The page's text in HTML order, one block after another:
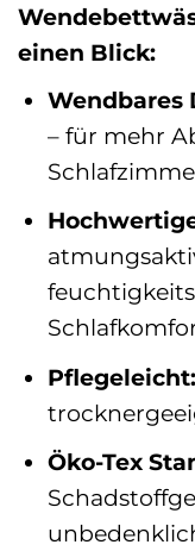
einen Blick:
Wendbares
– für mehr
Pflegeleicht:
Öko-Tex